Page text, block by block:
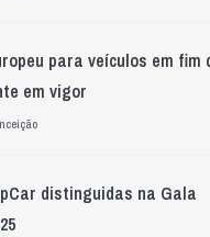
para veículos em fim
em vigor
distinguidas na Gala